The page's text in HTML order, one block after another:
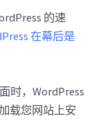
的速
在幕后是
时，WordPress
载您网站上安